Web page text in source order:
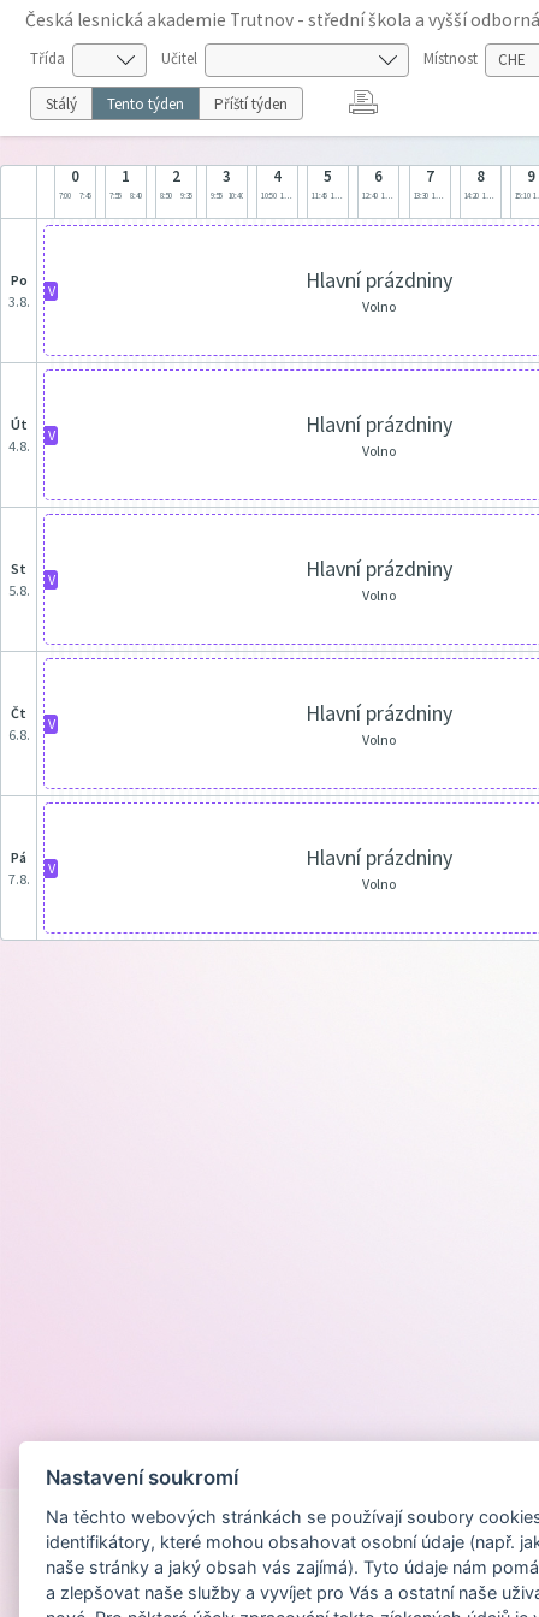
Česká lesnická akademie Trutnov - střední škola a vyšší
Třída Učitel Místnost
Stálý Tento týden Příští týden
0
7:00 7:45
1
7:55 8:40
2
8:50 9:35
3
9:55 10:40
4
10:50 11:35
5
11:45 12:30
6
12:40 13:25
7
13:30 14:15
8
14:20 15:05
9
15:10
po
3.8.
V Hlavní prázdniny
Volno
út
4.8.
V Hlavní prázdniny
Volno
st
5.8.
V Hlavní prázdniny
Volno
čt
6.8.
V Hlavní prázdniny
Volno
pá
7.8.
V Hlavní prázdniny
Volno
Nastavení soukromí
Na těchto webových stránkách se používají soubory
identifikátory, které mohou obsahovat osobní údaje (např.
naše stránky a jaký obsah vás zajímá). Tyto údaje nám
a zlepšovat naše služby a vyvíjet pro Vás a ostatní naše